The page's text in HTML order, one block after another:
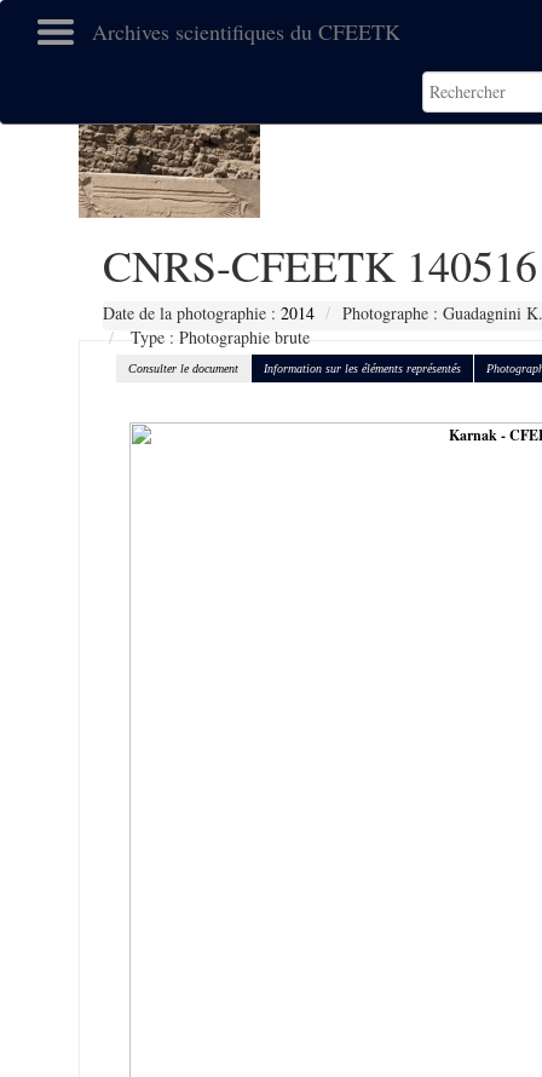
Archives scientifiques du CFEETK
CNRS-CFEETK 140516
Date de la photographie : 2014
Photographe : Guadagnini K.
Type : Photographie brute
Consulter le document Information sur les éléments représentés